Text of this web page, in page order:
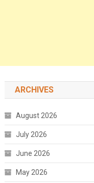
ARCHIVES
August 2026
July 2026
June 2026
May 2026